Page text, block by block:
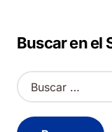
Buscar en el
B
u
c